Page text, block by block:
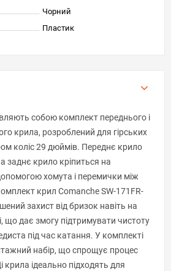
Чорний
Пластик
собою комплект переднього і
крила, розроблений для гірських
коліс 29 дюймів. Переднє крило
заднє крило кріпиться на
хомута і перемички між
крил Comanche SW-171FR-
захист від бризок навіть на
що дає змогу підтримувати чистоту
під час катання. У комплекті
набір, що спрощує процес
крила ідеально підходять для